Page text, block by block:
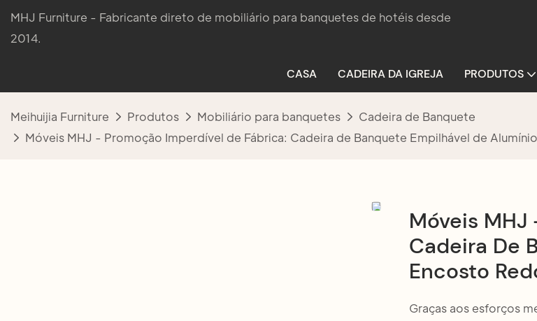
MHJ Furniture - Fabricante direto de mobiliário para banquetes de hotéis desde
2014.
CASA CADEIRA DA IGREJA PRODUTOS
Meihuijia Furniture Produtos Mobiliário para banquetes
Cadeira de Banquete
Móveis MHJ - Promoção Imperdível de Fábrica: Cadeira de Banquete Empilhável de
Móveis
Cadeira De
Encosto
Graças aos esforços